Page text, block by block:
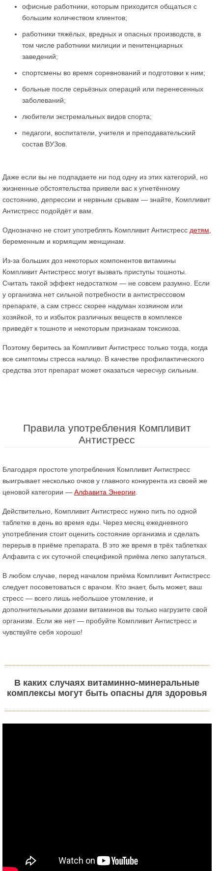
офисные работники, которым приходится общаться с
большим количеством клиентов;
работники тяжёлых, вредных и опасных производств, в
том числе работники милиции и пенитенциарных
заведений;
спортсмены во время соревнований и подготовки к ним;
больные после серьёзных операций или перенесенных
заболеваний;
любители экстремальных видов спорта;
педагоги, воспитатели, учителя и преподавательский
состав ВУЗов.
Даже если вы не подпадаете ни под одну из этих категорий, но
жизненные обстоятельства привели вас к угнетённому
состоянию, депрессии и нервным срывам — знайте, Компливит
Антистресс подойдёт и вам.
Однозначно не стоит употреблять Компливит Антистресс детям
беременным и кормящим женщинам.
Из-за больших доз некоторых компонентов витамины
Компливит Антистресс могут вызвать приступы тошноты.
Считать такой эффект недостатком — не совсем разумно. Если
у организма нет сильной потребности в антистрессовом
препарате, а сам стресс скорее надуман хозяином или
хозяйкой, то и избыток различных веществ в комплексе
приведёт к тошноте и некоторым признакам токсикоза.
Поэтому беритесь за Компливит Антистресс только тогда, когда
все симптомы стресса налицо. В качестве профилактического
средства этот препарат может оказаться чересчур сильным.
Правила употребления Компливит
Антистресс
Благодаря простоте употребления Компливит Антистресс
выигрывает несколько очков у главного конкурента из своей же
ценовой категории — Алфавита Энергии
Действительно, Компливит Антистресс нужно пить по одной
таблетке в день во время еды. Через месяц ежедневного
употребления стоит оценить состояние организма и сделать
перерыв в приёме препарата. В это же время в трёх таблетках
Алфавита с их суточной спецификой приёма легко запутаться.
В любом случае, перед началом приёма Компливит Антистресс
следует посоветоваться с врачом. Кто знает, быть может, ваш
стресс — всего лишь небольшое утомление, и
дополнительными дозами витаминов вы только нагрузите свой
организм. Если же нет — пробуйте Компливит Антистресс и
чувствуйте себя хорошо!
В каких случаях витаминно-минеральные
комплексы могут быть опасны для здоровья